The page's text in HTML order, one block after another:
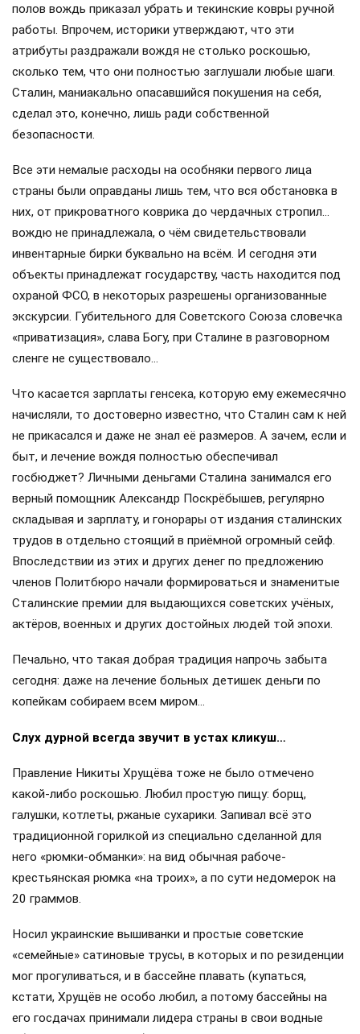
полов вождь приказал убрать и текинские ковры ручной
работы. Впрочем, историки утверждают, что эти
атрибуты раздражали вождя не столько роскошью,
сколько тем, что они полностью заглушали любые шаги.
Сталин, маниакально опасавшийся покушения на себя,
сделал это, конечно, лишь ради собственной
безопасности.
Все эти немалые расходы на особняки первого лица
страны были оправданы лишь тем, что вся обстановка в
них, от прикроватного коврика до чердачных стропил…
вождю не принадлежала, о чём свидетельствовали
инвентарные бирки буквально на всём. И сегодня эти
объекты принадлежат государству, часть находится под
охраной ФСО, в некоторых разрешены организованные
экскурсии. Губительного для Советского Союза словечка
«приватизация», слава Богу, при Сталине в разговорном
сленге не существовало…
Что касается зарплаты генсека, которую ему ежемесячно
начисляли, то достоверно известно, что Сталин сам к ней
не прикасался и даже не знал её размеров. А зачем, если и
быт, и лечение вождя полностью обеспечивал
госбюджет? Личными деньгами Сталина занимался его
верный помощник Александр Поскрёбышев, регулярно
складывая и зарплату, и гонорары от издания сталинских
трудов в отдельно стоящий в приёмной огромный сейф.
Впоследствии из этих и других денег по предложению
членов Политбюро начали формироваться и знаменитые
Сталинские премии для выдающихся советских учёных,
актёров, военных и других достойных людей той эпохи.
Печально, что такая добрая традиция напрочь забыта
сегодня: даже на лечение больных детишек деньги по
копейкам собираем всем миром…
Слух дурной всегда звучит в устах кликуш…
Правление Никиты Хрущёва тоже не было отмечено
какой-либо роскошью. Любил простую пищу: борщ,
галушки, котлеты, ржаные сухарики. Запивал всё это
традиционной горилкой из специально сделанной для
него «рюмки-обманки»: на вид обычная рабоче-
крестьянская рюмка «на троих», а по сути недомерок на
20 граммов.
Носил украинские вышиванки и простые советские
«семейные» сатиновые трусы, в которых и по резиденции
мог прогуливаться, и в бассейне плавать (купаться,
кстати, Хрущёв не особо любил, а потому бассейны на
его госдачах принимали лидера страны в свои водные